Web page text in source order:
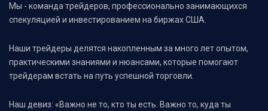
Мы - команда трейдеров, профессионально занимающихся
спекуляцией и инвестированием на биржах США.
Наши трейдеры делятся накопленным за много лет опытом,
практическими знаниями и нюансами, которые помогают
трейдерам встать на путь успешной торговли.
Наш девиз: «Важно не то, кто ты есть. Важно то, куда ты